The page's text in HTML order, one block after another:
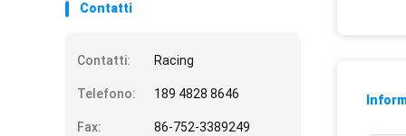
Contatti
Contatti: Racing
Telefono: 189 4828 8646
Fax: 86-752-3389249